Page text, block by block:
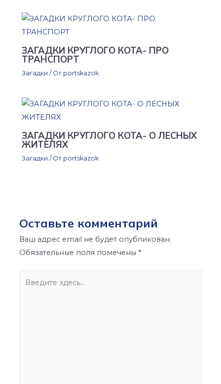
ЗАГАДКИ КРУГЛОГО КОТА- ПРО
ТРАНСПОРТ
Загадки / От portskazok
ЗАГАДКИ КРУГЛОГО КОТА- О ЛЕСНЫХ
ЖИТЕЛЯХ
Загадки / От portskazok
Оставьте комментарий
Ваш адрес email не будет опубликован.
Обязательные поля помечены *